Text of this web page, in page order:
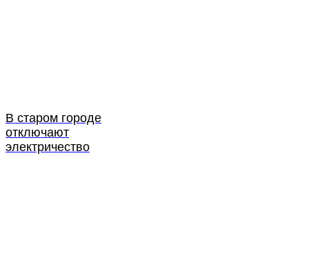
В старом городе
отключают
электричество